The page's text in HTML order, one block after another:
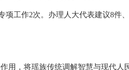
工作2次。办理人大代表建议8件
用，将瑶族传统调解智慧与现代人